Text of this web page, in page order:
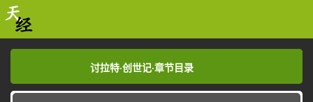
讨拉特·创世记·章节目录
讨拉特·创世记·章节目录